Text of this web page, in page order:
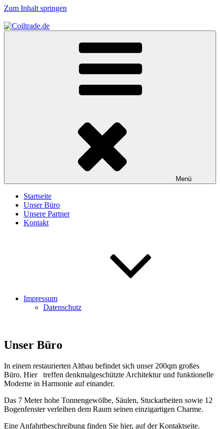
Zum Inhalt springen
Menü
Startseite
Unser Büro
Unsere Partner
Kontakt
Impressum
Datenschutz
Unser Büro
In einem restaurierten Altbau befindet sich unser 200qm großes
Büro. Hier treffen denkmalgeschützte Architektur und funktionelle
Moderne in Harmonie auf einander.
Das 7 Meter hohe Tonnengewölbe, Säulen, Stuckarbeiten sowie 12
Bogenfenster verleihen dem Raum seinen einzigartigen Charme.
Eine Anfahrtbeschreibung finden Sie hier, auf der Kontaktseite.